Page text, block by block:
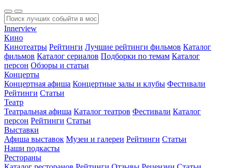
Innerview
Кино
Кинотеатры Рейтинги Лучшие рейтинги фильмов Каталог
фильмов Каталог сериалов Подборки по темам Каталог
персон Обзоры и статьи
Концерты
Концертная афиша Концертные залы и клубы Фестивали
Рейтинги Статьи
Театр
Театральная афиша Каталог театров Фестивали Каталог
персон Рейтинги Статьи
Выставки
Афиша выставок Музеи и галереи Рейтинги Статьи
Наши подкасты
Рестораны